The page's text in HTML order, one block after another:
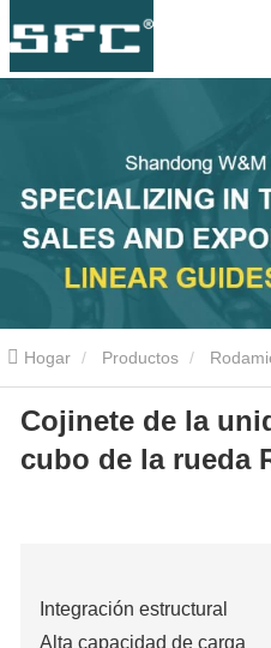
Hogar Productos
Cojinete de la unidad de montaje
R141.49
Cojinete de la
cubo de la rueda
Integración estructural
Alta capacidad de carga